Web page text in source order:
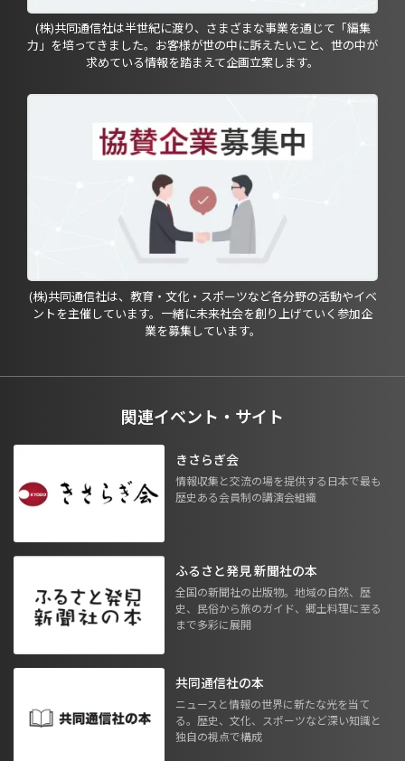
(株)共同通信社は半世紀に渡り、さまざまな事業を通じて「編集
力」を培ってきました。お客様が世の中に訴えたいこと、世の中が
求めている情報を踏まえて企画立案します。
(株)共同通信社は、教育・文化・スポーツなど各分野の活動やイベ
ントを主催しています。一緒に未来社会を創り上げていく参加企
業を募集しています。
関連イベント・サイト
きさらぎ会
情報収集と交流の場を提供する日本で最も
歴史ある会員制の講演会組織
ふるさと発見 新聞社の本
全国の新聞社の出版物。地域の自然、歴
史、民俗から旅のガイド、郷土料理に至る
まで多彩に展開
共同通信社の本
ニュースと情報の世界に新たな光を当て
る。歴史、文化、スポーツなど深い知識と
独自の視点で構成